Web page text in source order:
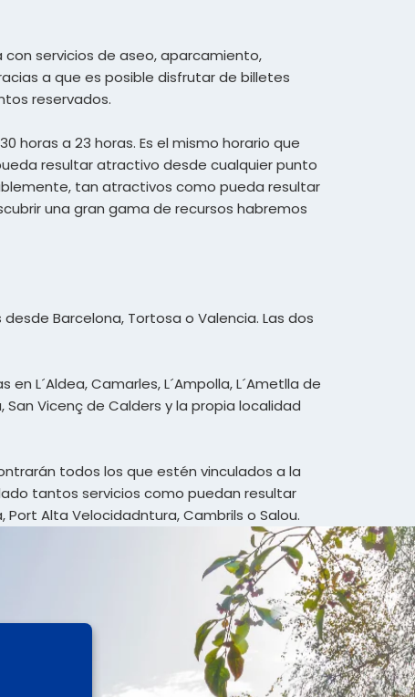
servicios de aseo, aparcamiento,
a que es posible disfrutar de billetes
reservados.
horas a 23 horas. Es el mismo horario que
resultar atractivo desde cualquier punto
tan atractivos como pueda resultar
una gran gama de recursos habremos
Barcelona, Tortosa o Valencia. Las dos
L´Aldea, Camarles, L´Ampolla, L´Ametlla de
San Vicenç de Calders y la propia localidad
todos los que estén vinculados a la
tantos servicios como puedan resultar
Port Alta Velocidadntura, Cambrils o Salou.